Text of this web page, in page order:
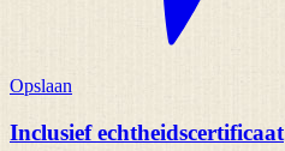
Opslaan
Inclusief echtheidscertificaat